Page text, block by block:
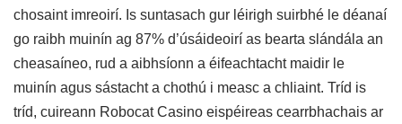
chosaint imreoirí. Is suntasach gur léirigh suirbhé le déanaí
go raibh muinín ag 87% d’úsáideoirí as bearta slándála an
cheasaíneo, rud a aibhsíonn a éifeachtacht maidir le
muinín agus sástacht a chothú i measc a chliaint. Tríd is
tríd, cuireann Robocat Casino eispéireas cearrbhachais ar